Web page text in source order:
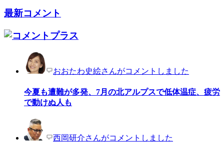
最新コメント
おおたわ史絵さんがコメントしました
今夏も遭難が多発、7月の北アルプスで低体温症、疲労
で動けぬ人も
西岡研介さんがコメントしました